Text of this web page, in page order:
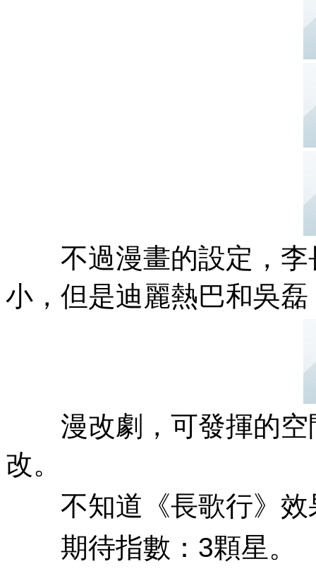
不過漫畫的設定，
小，但是迪麗熱巴和吳磊
漫改劇，可發揮的
改。
不知道《長歌行》效果
期待指數 ：3顆星。